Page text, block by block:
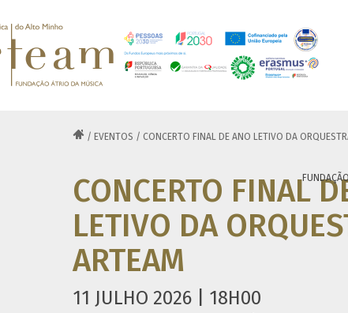
 / EVENTOS / CONCERTO FINAL DE ANO LETIVO DA
CONCERTO FINAL
LETIVO DA
ARTEAM
11 JULHO 2026 | 18H00